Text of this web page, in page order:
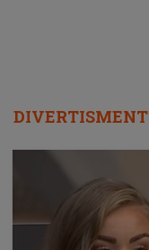
DIVERTISMENT